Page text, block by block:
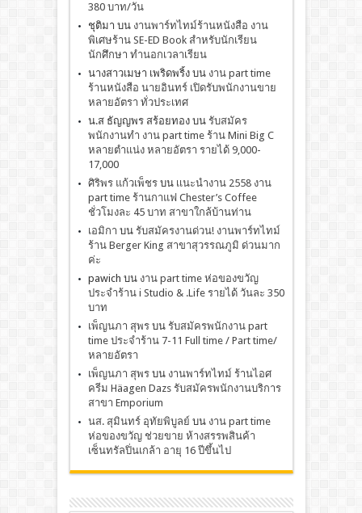
380 บาท/วัน
ชุติมา บน งานพาร์ทไทม์ร้านหนังสือ งาน
พิเศษร้าน SE-ED Book สำหรับนักเรียน
นักศึกษา ทำนอกเวลาเรียน
นางสาวเมษา เพริดพริ้งบน งาน part time
ร้านหนังสือ นายอินทร์ เปิดรับพนักงานขาย
หลายอัตรา ทั่วประเทศ
น.ส ธัญญพร สร้อยทองบน รับสมัคร
พนักงานทำ งาน part time ร้าน Mini Big C
หลายตำแน่ง หลายอัตรา รายได้ 9,000-
17,000
ศิริพร แก้วเพ็ชรบน เเนะนำงาน 2558 งาน
part time ร้านกาแฟ Chester’s Coffee
ชั่วโมงละ 45 บาท สาขาใกล้บ้านท่าน
เอมิกา บน รับสมัครงานด่วน! งานพาร์ทไทม์
ร้าน Berger King สาขาสุวรรณภูมิ ด่วนมาก
ค่ะ
pawich บน งาน part time ห่อของขวัญ
ประจำร้าน i Studio & .Life รายได้ วันละ 350
บาท
เพ็ญนภา สุพรบน รับสมัครพนักงาน part
time ประจำร้าน 7-11 Full time / Part time/
หลายอัตรา
เพ็ญนภา สุพรบน งานพาร์ทไทม์ ร้านไอศ
ครีม Häagen Dazs รับสมัครพนักงานบริการ
สาขา Emporium
นส. สุมินทร์ อุทัยพิบูลย์ บน งาน part time
ห่อของขวัญ ช่วยขาย ห้างสรรพสินค้า
เซ็นทรัลปิ่นเกล้า อายุ 16 ปีขึ้นไป